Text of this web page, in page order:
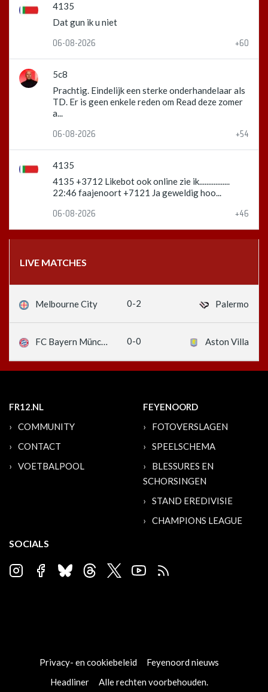
4135
Dat gun ik u niet
06-08-2026 +60
5c8
Prachtig. Eindelijk een sterke onderhandelaar als
TD. Er is geen enkele reden om Read deze zomer
a...
06-08-2026 +54
4135
4135 +3712 Likebot ook online zie ik.................
22:46 faajenoort +7121 Ja geweldig hoo...
06-08-2026 +46
LIVE MATCHES
Melbourne City 0-2 Palermo
FC Bayern München 0-0 Aston Villa
FR12.NL
COMMUNITY
CONTACT
VOETBALPOOL
FEYENOORD
FOTOVERSLAGEN
SPEELSCHEMA
BLESSURES EN
SCHORSINGEN
STAND EREDIVISIE
CHAMPIONS LEAGUE
SOCIALS
Privacy- en cookiebeleid
Feyenoord nieuws
Headliner
Alle rechten voorbehouden.